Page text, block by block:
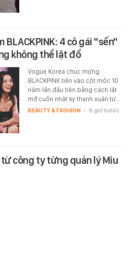
BLACKPINK: 4 cô gái "sến"
không thể lật đổ
Vogue Korea chúc mừng
BLACKPINK tiến vào cột mốc 10
năm lần đầu tiên bằng cách lật
mở cuốn nhật ký thanh xuân từ…
BEAUTY & FASHION - 6 giờ trước
công ty từng quản lý Miu